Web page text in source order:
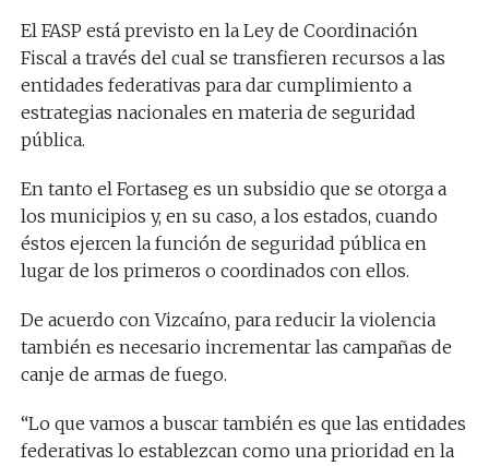
El FASP está previsto en la Ley de Coordinación
Fiscal a través del cual se transfieren recursos a las
entidades federativas para dar cumplimiento a
estrategias nacionales en materia de seguridad
pública.
En tanto el Fortaseg es un subsidio que se otorga a
los municipios y, en su caso, a los estados, cuando
éstos ejercen la función de seguridad pública en
lugar de los primeros o coordinados con ellos.
De acuerdo con Vizcaíno, para reducir la violencia
también es necesario incrementar las campañas de
canje de armas de fuego.
“Lo que vamos a buscar también es que las entidades
federativas lo establezcan como una prioridad en la